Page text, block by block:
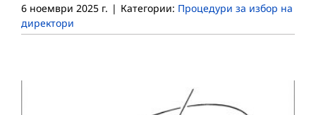
6 ноември 2025 г. | Категории: Процедури за избор на
директори